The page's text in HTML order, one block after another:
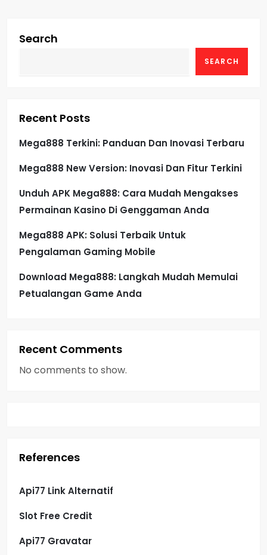
Search
SEARCH
Recent Posts
Mega888 Terkini: Panduan Dan Inovasi Terbaru
Mega888 New Version: Inovasi Dan Fitur Terkini
Unduh APK Mega888: Cara Mudah Mengakses
Permainan Kasino Di Genggaman Anda
Mega888 APK: Solusi Terbaik Untuk
Pengalaman Gaming Mobile
Download Mega888: Langkah Mudah Memulai
Petualangan Game Anda
Recent Comments
No comments to show.
References
Api77 Link Alternatif
Slot Free Credit
Api77 Gravatar